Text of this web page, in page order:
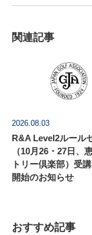
関連記事
2026.08.03
R&A Level2ルール
（10月26・27日、
トリー倶楽部）受
開始のお知らせ
おすすめ記事